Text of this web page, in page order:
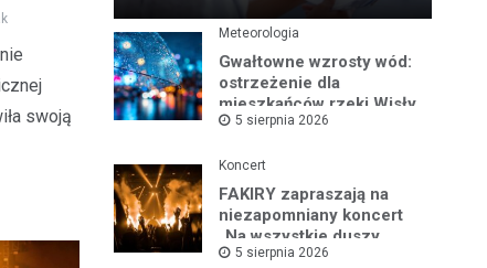
swoją
Meteorologia
Gwałtowne wzrosty wód:
ostrzeżenie dla
mieszkańców rzeki Wisły
i okolic
5 sierpnia 2026
Koncert
FAKIRY zapraszają na
niezapomniany koncert
„Na wszystkie duszy
nastroje”
5 sierpnia 2026